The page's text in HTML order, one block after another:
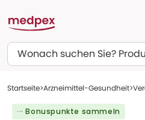
Suchen
Startseite Arzneimittel-Gesundheit
··· Bonuspunkte sammeln